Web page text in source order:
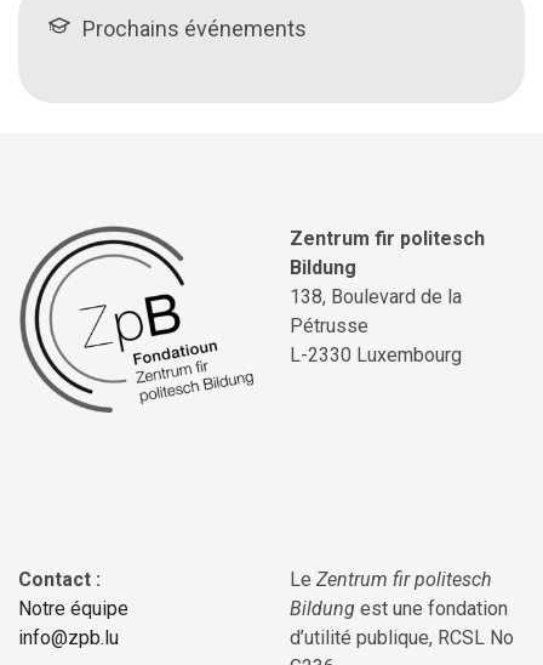
Prochains événements
Zentrum fir politesch
Bildung
138, Boulevard de la
Pétrusse
L-2330 Luxembourg
Contact :
Notre équipe
info@zpb.lu
Le Zentrum fir politesch
Bildung est une fondation
d’utilité publique, RCSL No